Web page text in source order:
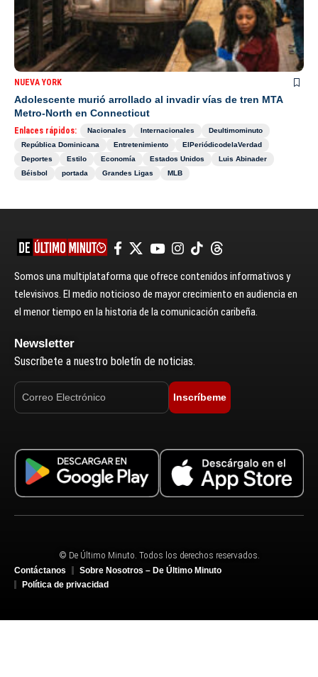
NUEVA YORK
Adolescente murió arrollado al invadir vías de tren MTA
Metro-North en Connecticut
Enlaces rápidos: Nacionales Internacionales
Deultimominuto
República Dominicana
Entretenimiento
ElPeriódicodelaVerdad
Deportes
Estilo Economía Estados Unidos
Luis Abinader
Béisbol
portada Grandes Ligas MLB
Somos una multiplataforma que ofrece contenidos informativos y
televisivos. El medio noticioso de mayor crecimiento en audiencia en
el menor tiempo en la historia de la comunicación caribeña.
Newsletter
Suscríbete a nuestro boletín de noticias.
Inscríbeme
© De Último Minuto. Todos los derechos reservados.
Contáctanos
Sobre Nosotros – De Último Minuto
Política de privacidad